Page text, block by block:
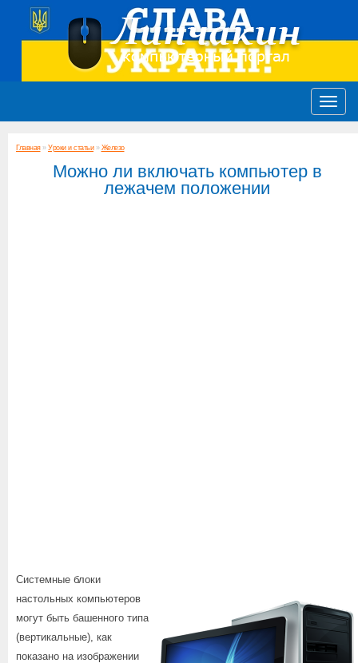
Главная» Уроки и статьи» Железо
Можно ли включать компьютер в
лежачем положении
Системные блоки
настольных компьютеров
могут быть башенного типа
(вертикальные), как
показано на изображении